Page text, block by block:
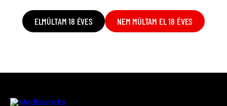
ELMÚLTAM 18 ÉVES NEM MÚLTAM EL 18 ÉVES